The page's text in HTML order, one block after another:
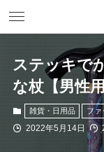
ステッキで
な杖【男性
雑貨・日用品 ファ
2022年5月14日